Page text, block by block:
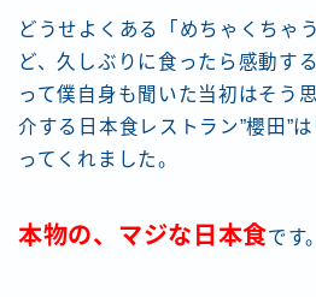
どうせよくある「めちゃくちゃ
ど、久しぶりに食ったら感動す
って僕自身も聞いた当初はそう
介する日本食レストラン”櫻田”
ってくれました。
本物の、マジな日本食です。